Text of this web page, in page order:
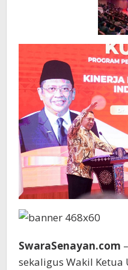
SwaraSenayan.com
sekaligus Wakil